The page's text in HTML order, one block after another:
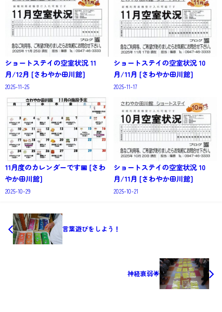
ショートステイの空室状況 11
月/12月 [さわやか田川館]
2025-11-25
ショートステイの空室状況 10
月/11月 [さわやか田川館]
2025-11-17
11月度のカレンダーです📅 [さわ
やか田川館]
2025-10-29
ショートステイの空室状況 10
月/11月 [さわやか田川館]
2025-10-21
言葉遊びをしよう！
神経衰弱🌟